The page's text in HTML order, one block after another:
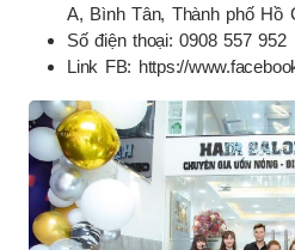
A, Bình Tân, Thành phố Hồ
Số điện thoại: 0908 557 952
Link FB: https://